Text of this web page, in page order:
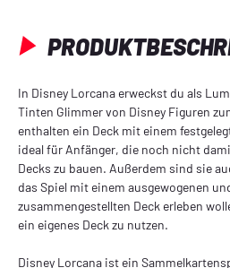
In Disney Lorcana erweckst du als
Tinten Glimmer von Disney Figuren
enthalten ein Deck mit einem
ideal für Anfänger, die noch nicht
Decks zu bauen. Außerdem sind sie
das Spiel mit einem ausgewogenen
zusammengestellten Deck erleben
ein eigenes Deck zu nutzen.
Disney Lorcana ist ein